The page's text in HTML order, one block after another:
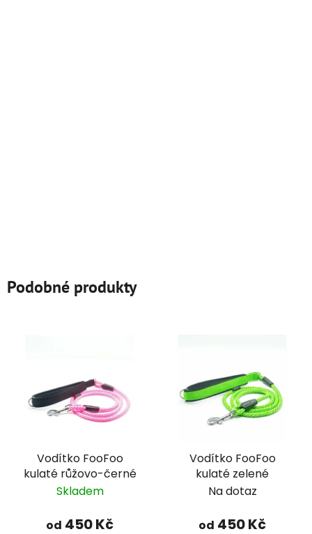
Podobné produkty
Vodítko FooFoo
kulaté růžovo-černé
Skladem
od 450 Kč
Vodítko FooFoo
kulaté zelené
Na dotaz
od 450 Kč